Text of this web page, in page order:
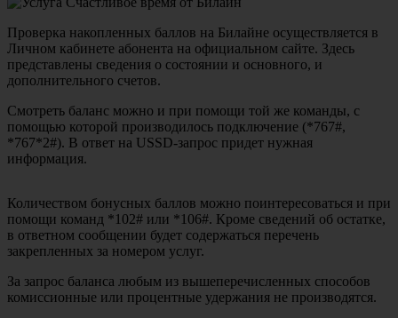
Проверка накопленных баллов на Билайне осуществляется в
Личном кабинете абонента на официальном сайте. Здесь
представлены сведения о состоянии и основного, и
дополнительного счетов.
Смотреть баланс можно и при помощи той же команды, с
помощью которой производилось подключение (*767#,
*767*2#). В ответ на USSD-запрос придет нужная
информация.
Количеством бонусных баллов можно поинтересоваться и при
помощи команд *102# или *106#. Кроме сведений об остатке,
в ответном сообщении будет содержаться перечень
закрепленных за номером услуг.
За запрос баланса любым из вышеперечисленных способов
комиссионные или процентные удержания не производятся.